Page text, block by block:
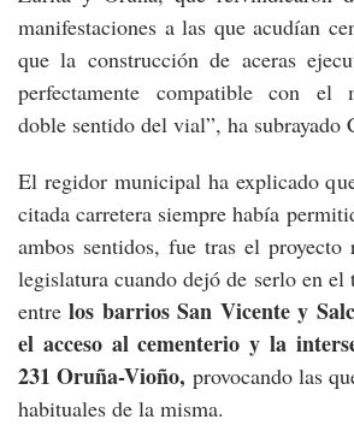
manifestaciones a las que acudían
que la construcción de aceras
perfectamente compatible con el
doble sentido del vial”, ha subrayado
El regidor municipal ha explicado
citada carretera siempre había
ambos sentidos, fue tras el proyecto
legislatura cuando dejó de serlo en
entrelos barrios San Vicente y
el acceso al cementerio y la
231 Oruña-Vioño, provocando las
habituales de la misma.